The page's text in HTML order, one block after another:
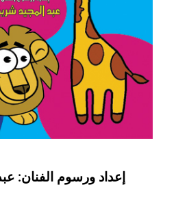
إعداد ورسوم الفنان: